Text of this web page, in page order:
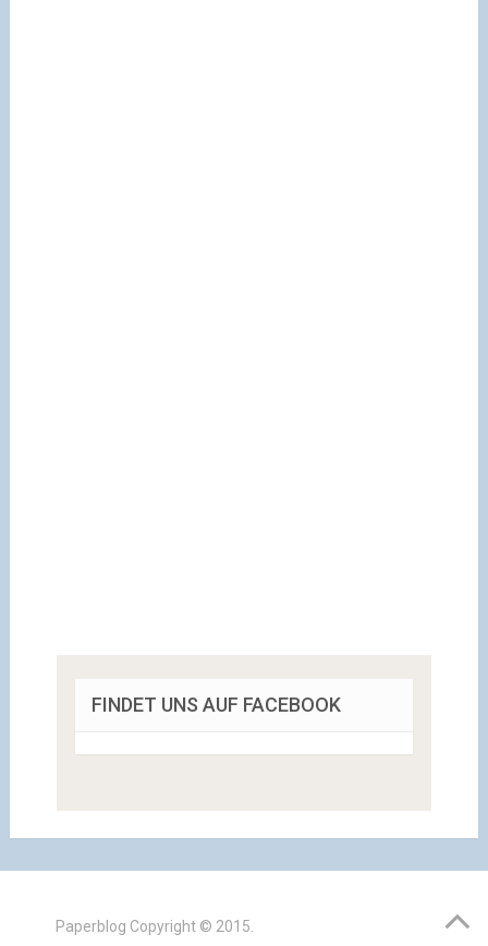
FINDET UNS AUF FACEBOOK
Paperblog Copyright © 2015.